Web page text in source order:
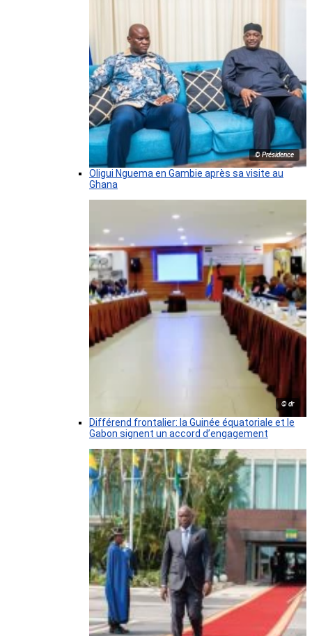
© Présidence
Oligui Nguema en Gambie après sa visite au
Ghana
© dr
Différend frontalier: la Guinée équatoriale et le
Gabon signent un accord d’engagement